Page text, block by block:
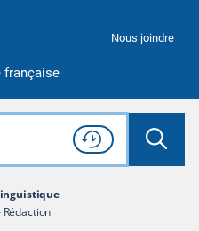
française
Nous joindre
dans tout le site
Lancer
Consulter l'
Historique
de recherche